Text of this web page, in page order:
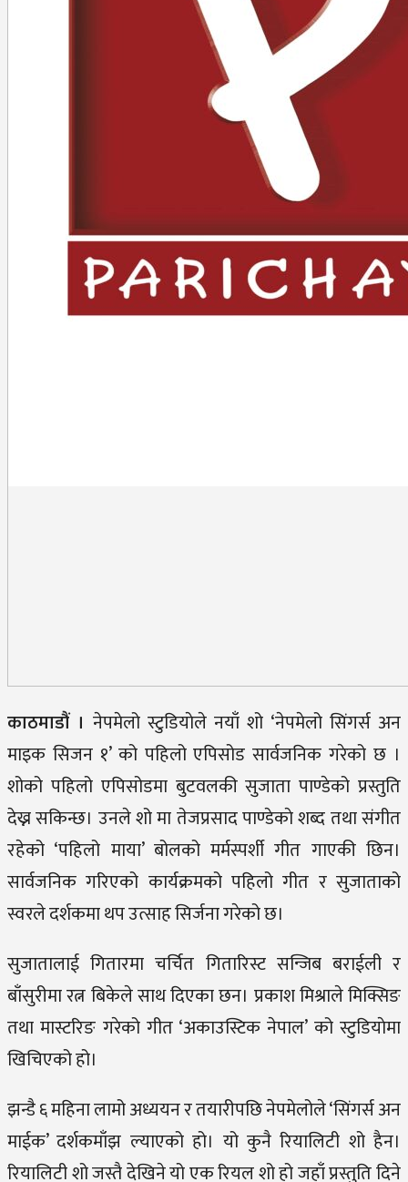
काठमाडौं । नेपमेलो स्टुडियाेले नयाँ शो ‘नेपमेलो सिंगर्स अन
माइक सिजन १’ को पहिलो एपिसोड सार्वजनिक गरेको छ ।
शोको पहिलो एपिसोडमा बुटवलकी सुजाता पाण्डेको प्रस्तुति
देख्न सकिन्छ। उनले शो मा तेजप्रसाद पाण्डेकाे शब्द तथा संगीत
रहेको ‘पहिलो माया’ बोलको मर्मस्पर्शी गीत गाएकी छिन।
सार्वजनिक गरिएको कार्यक्रमको पहिलो गीत र सुजाताको
स्वरले दर्शकमा थप उत्साह सिर्जना गरेको छ।
सुजातालाई गितारमा चर्चित गितारिस्ट सन्जिब बराईली र
बाँसुरीमा रत्न बिकेले साथ दिएका छन। प्रकाश मिश्राले मिक्सिङ
तथा मास्टरिङ गरेको गीत ‘अकाउस्टिक नेपाल’ को स्टुडियाेमा
खिचिएको हो।
झन्डै ६ महिना लामो अध्ययन र तयारीपछि नेपमेलोले ‘सिंगर्स अन
माईक’ दर्शकमाँझ ल्याएको हो। यो कुनै रियालिटी शो हैन।
रियालिटी शो जस्तै देखिने यो एक रियल शो हो जहाँ प्रस्तुति दिने